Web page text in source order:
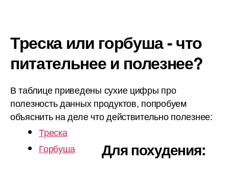
Треска или горбуша - что
питательнее и полезнее?
В таблице приведены сухие цифры про
полезность данных продуктов, попробуем
объяснить на деле что действительно полезнее:
Треска
Горбуша
Для похудения: